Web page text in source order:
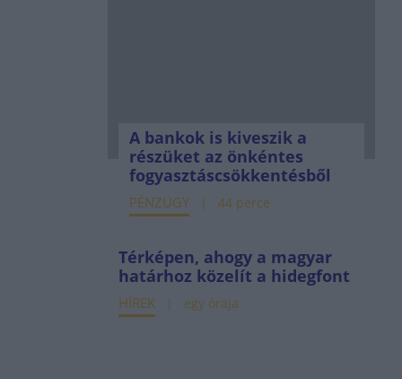
A bankok is kiveszik a
részüket az önkéntes
fogyasztáscsökkentésből
PÉNZÜGY 44 perce
Térképen, ahogy a magyar
határhoz közelít a hidegfont
HÍREK egy órája